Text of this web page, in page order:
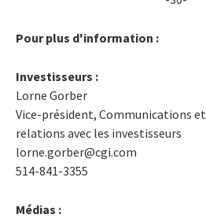
Pour plus d'information :
Investisseurs :
Lorne Gorber
Vice-président, Communications et
relations avec les investisseurs
lorne.gorber@cgi.com
514-841-3355
Médias :